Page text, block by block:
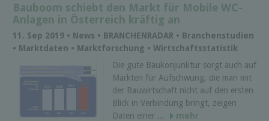
Bauboom schiebt den Markt für Mobile WC-
Anlagen in Österreich kräftig an
11. Sep 2019 • News • BRANCHENRADAR • Branchenstudien
• Marktdaten • Marktforschung • Wirtschaftsstatistik
Die gute Baukonjunktur sorgt auch auf
Märkten für Aufschwung, die man mit
der Bauwirtschaft nicht auf den ersten
Blick in Verbindung bringt, zeigen
Daten einer ...
mehr